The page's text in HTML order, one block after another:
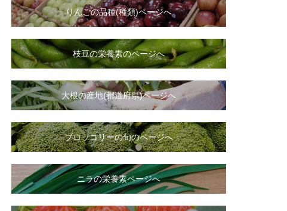
りんごの品種(種類)ページへ
枝豆の栄養素のページへ
大根の産地(都道府県)ページへ
ブロッコリーの旬のページへ
ニラの栄養素ページへ